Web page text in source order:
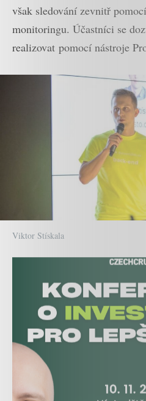
však sledování zevnitř
monitoringu. Účastníci se
realizovat pomocí nástroje
Viktor Stískala